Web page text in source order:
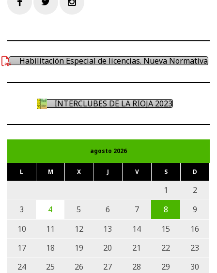
Habilitación Especial de licencias. Nueva Normativa
INTERCLUBES DE LA RIOJA 2023
agosto 2026
L M X J V S D
1
2
3
4 5 6 7 8
9
10
11 12 13 14 15
16
17
18 19 20 21 22
23
24
25 26 27 28 29
30